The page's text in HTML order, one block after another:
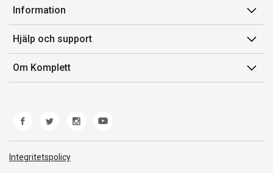
Konto
Orderhistorik
Presentkort
Komplett Club
Information
Försäljningsvillkor
Medlemsvillkor for Komplett Club
Lediga tjänster
Hjälp och support
Kontakta oss
Kundservice
Produkthjälp och retur
Felsökning och guider
Frakt och leverans
Om Komplett
Integritetspolicy